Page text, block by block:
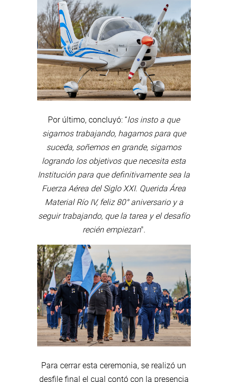
Por último, concluyó: “los insto a que
sigamos trabajando, hagamos para que
suceda, soñemos en grande, sigamos
logrando los objetivos que necesita esta
Institución para que definitivamente sea la
Fuerza Aérea del Siglo XXI. Querida Área
Material Río IV, feliz 80° aniversario y a
seguir trabajando, que la tarea y el desafío
recién empiezan".
Para cerrar esta ceremonia, se realizó un
desfile final el cual contó con la presencia